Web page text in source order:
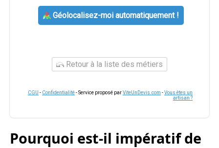
Géolocalisez-moi automatiquement !
Retour à la liste des métiers
CGU - Confidentialité- Service proposé parViteUnDevis.com -Vous êtes un
artisan ?
Pourquoi est-il impératif de